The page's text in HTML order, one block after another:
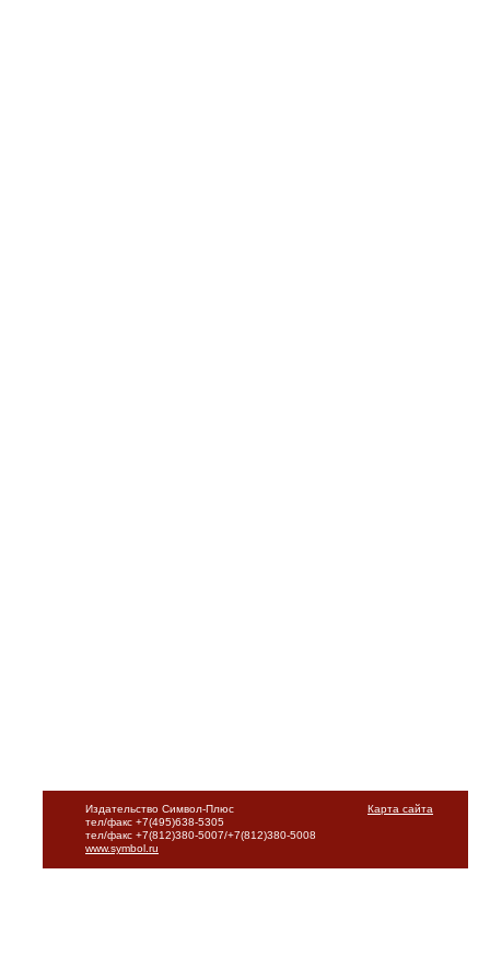
Карта сайта
Издательство Символ-Плюс
тел/факс +7(495)638-5305
тел/факс +7(812)380-5007/+7(812)380-5008
www.symbol.ru